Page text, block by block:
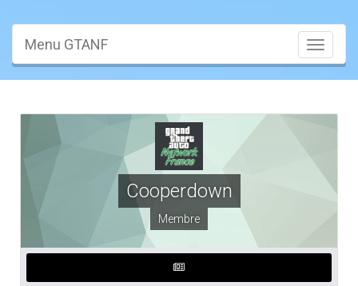
Toggle
Menu GTANF
Cooperdown
Membre